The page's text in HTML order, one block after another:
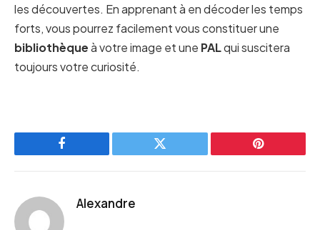
les découvertes. En apprenant à en décoder les temps
forts, vous pourrez facilement vous constituer une
bibliothèqueà votre image et une PALqui suscitera
toujours votre curiosité.
Facebook Twitter Pinterest
Alexandre